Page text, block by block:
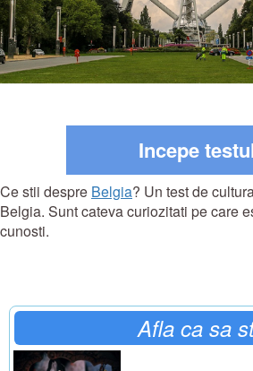
Incepe
Ce stii despre Belgia? Un test de
Belgia. Sunt cateva curiozitati pe care
cunosti.
Afla ca sa